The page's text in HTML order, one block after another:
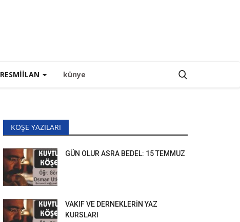
RESMIILAN künye
KÖŞE YAZILARI
GÜN OLUR ASRA BEDEL: 15 TEMMUZ
VAKIF VE DERNEKLERİN YAZ
KURSLARI